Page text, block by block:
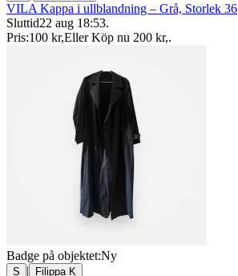
VILA Kappa i ullblandning – Grå, Storlek 36
Sluttid22 aug 18:53.
Pris:100 kr,Eller Köp nu 200 kr,.
Badge på objektet:Ny
S | Filippa K